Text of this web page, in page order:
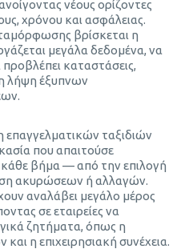
νέους ορίζοντες
χρόνου και ασφάλειας.
βρίσκεται η
μεγάλα δεδομένα, να
καταστάσεις,
λήψη έξυπνων
ταξιδιών
που απαιτούσε
βήμα — από την επιλογή
ακυρώσεων ή αλλαγών.
αναλάβει μεγάλο μέρος
σε εταιρείες να
ζητήματα, όπως η
η επιχειρησιακή συνέχεια.